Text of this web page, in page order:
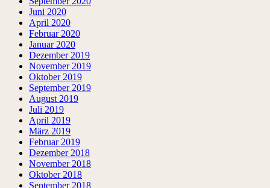
Juni 2020
April 2020
Februar 2020
Januar 2020
Dezember 2019
November 2019
Oktober 2019
September 2019
August 2019
Juli 2019
April 2019
März 2019
Februar 2019
Dezember 2018
November 2018
Oktober 2018
September 2018